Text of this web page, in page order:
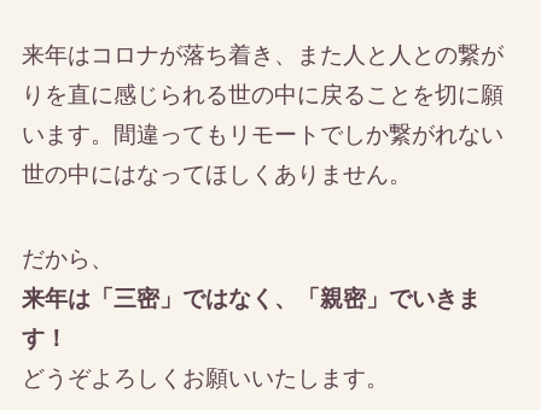
来年はコロナが落ち着き、また人と人との繋が
りを直に感じられる世の中に戻ることを切に願
います。間違ってもリモートでしか繋がれない
世の中にはなってほしくありません。
だから、
来年は「三密」ではなく、「親密」でいきま
す！
どうぞよろしくお願いいたします。